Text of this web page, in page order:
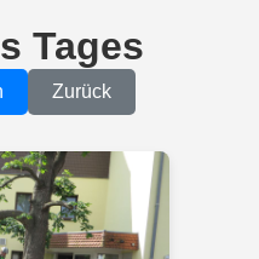
Tages
Zurück